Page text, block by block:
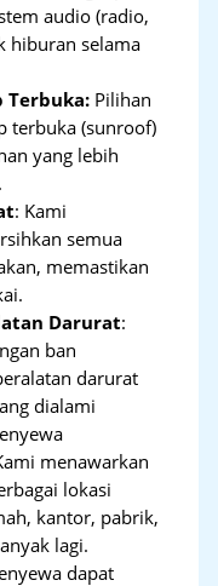
audio (radio,
hiburan selama
Terbuka: Pilihan
terbuka (sunroof)
yang lebih
: Kami
semua
memastikan
Darurat:
ban
darurat
dialami
menawarkan
lokasi
kantor, pabrik,
lagi.
dapat